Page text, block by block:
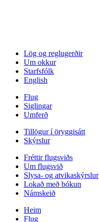
Lög og reglugerðir
Um okkur
Starfsfólk
English
Flug
Siglingar
Umferð
Tillögur í öryggisátt
Skýrslur
Fréttir flugsviðs
Um flugsvið
Slysa- og atvikaskýrslur
Lokað með bókun
Námskeið
Heim
Flug